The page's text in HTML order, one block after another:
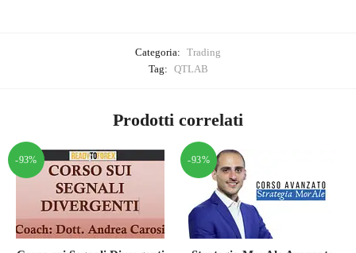
Categoria: Trading
Tag: QTLAB
Prodotti correlati
-93% -93%